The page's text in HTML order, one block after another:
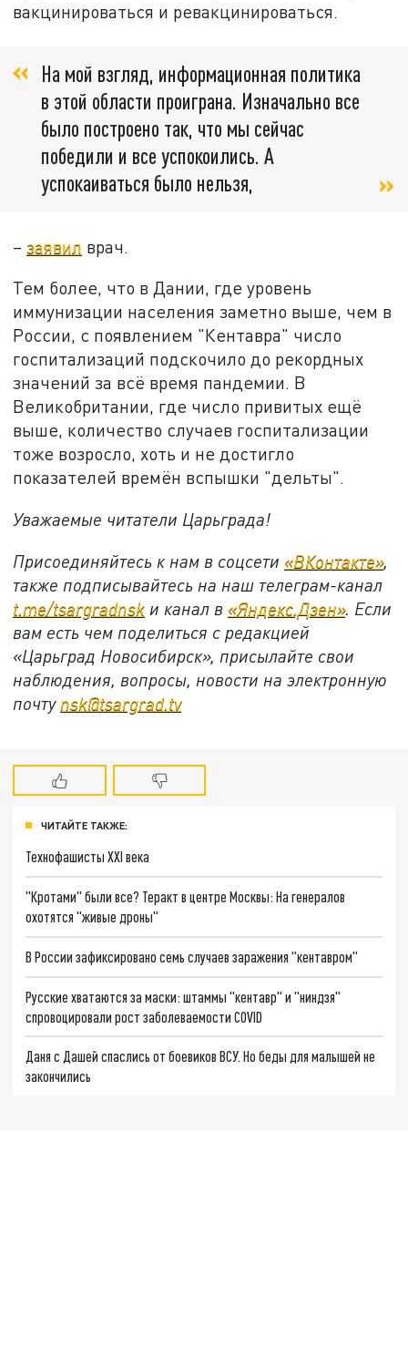
вакцинироваться и ревакцинироваться.
На мой взгляд, информационная политика
в этой области проиграна. Изначально все
было построено так, что мы сейчас
победили и все успокоились. А
успокаиваться было нельзя,
–заявил врач.
Тем более, что в Дании, где уровень
иммунизации населения заметно выше, чем в
России, с появлением "Кентавра" число
госпитализаций подскочило до рекордных
значений за всё время пандемии. В
Великобритании, где число привитых ещё
выше, количество случаев госпитализации
тоже возросло, хоть и не достигло
показателей времён вспышки "дельты".
Уважаемые читатели Царьграда!
Присоединяйтесь к нам в соцсети «ВКонтакте»,
также подписывайтесь на наш телеграм-канал
t.me/tsargradnsk и канал в «Яндекс.Дзен». Если
вам есть чем поделиться с редакцией
«Царьград Новосибирск», присылайте свои
наблюдения, вопросы, новости на электронную
почту nsk@tsargrad.tv
ЧИТАЙТЕ ТАКЖЕ:
Технофашисты XXI века
"Кротами" были все? Теракт в центре Москвы: На генералов
охотятся "живые дроны"
В России зафиксировано семь случаев заражения "кентавром"
Русские хватаются за маски: штаммы "кентавр" и "ниндзя"
спровоцировали рост заболеваемости COVID
Даня с Дашей спаслись от боевиков ВСУ. Но беды для малышей не
закончились